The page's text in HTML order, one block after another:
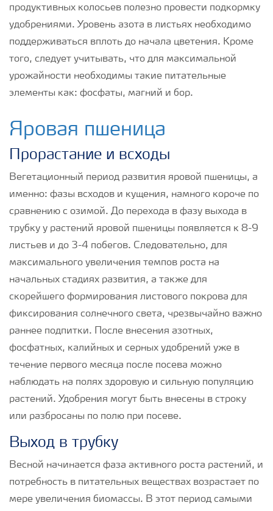
продуктивных колосьев полезно провести подкормку
удобрениями. Уровень азота в листьях необходимо
поддерживаться вплоть до начала цветения. Кроме
того, следует учитывать, что для максимальной
урожайности необходимы такие питательные
элементы как: фосфаты, магний и бор.
Яровая пшеница
Прорастание и всходы
Вегетационный период развития яровой пшеницы, а
именно: фазы всходов и кущения, намного короче по
сравнению с озимой. До перехода в фазу выхода в
трубку у растений яровой пшеницы появляется к 8-9
листьев и до 3-4 побегов. Следовательно, для
максимального увеличения темпов роста на
начальных стадиях развития, а также для
скорейшего формирования листового покрова для
фиксирования солнечного света, чрезвычайно важно
раннее подпитки. После внесения азотных,
фосфатных, калийных и серных удобрений уже в
течение первого месяца после посева можно
наблюдать на полях здоровую и сильную популяцию
растений. Удобрения могут быть внесены в строку
или разбросаны по полю при посеве.
Выход в трубку
Весной начинается фаза активного роста растений, и
потребность в питательных веществах возрастает по
мере увеличения биомассы. В этот период самыми